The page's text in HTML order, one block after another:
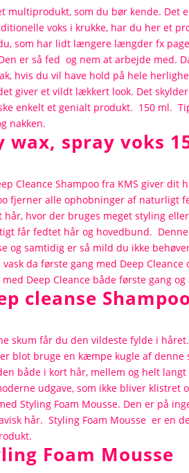
wax, spray voks
cleanse
Foam Mousse